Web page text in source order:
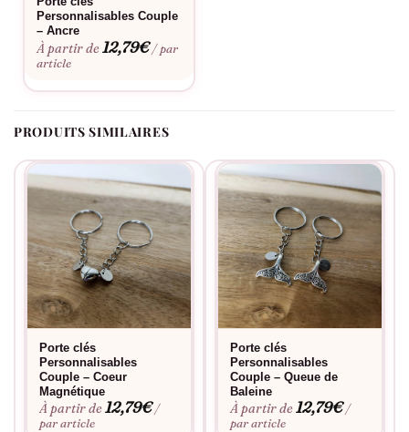
Personnalisables Couple
– Ancre
À partir de12,79€ / par
article
PRODUITS SIMILAIRES
Porte clés
Personnalisables
Couple – Coeur
Magnétique
À partir de12,79€ /
par article
Porte clés
Personnalisables
Couple – Queue de
Baleine
À partir de12,79€ /
par article